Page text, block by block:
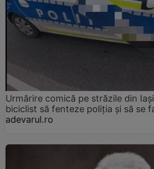
Urmărire comică pe străzile din
biciclist să fenteze poliția și să se
adevarul.ro